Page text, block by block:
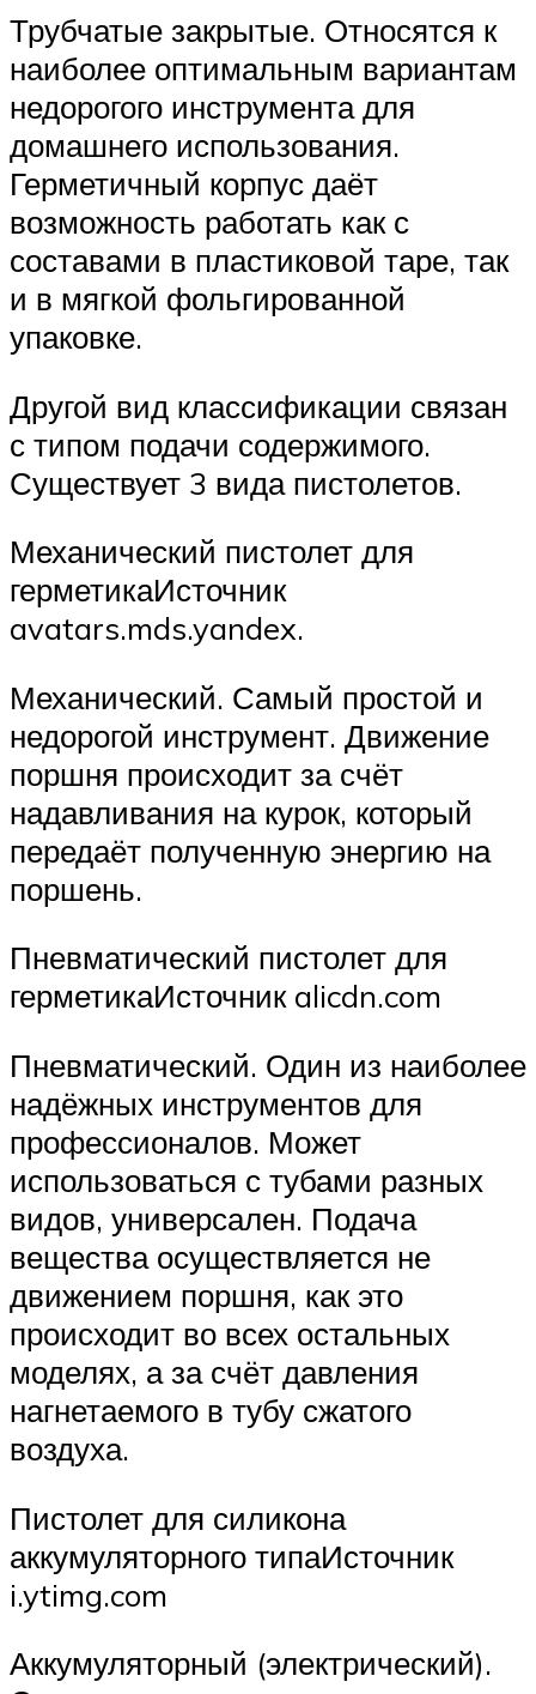
Трубчатые закрытые. Относятся к
наиболее оптимальным вариантам
недорогого инструмента для
домашнего использования.
Герметичный корпус даёт
возможность работать как с
составами в пластиковой таре, так
и в мягкой фольгированной
упаковке.
Другой вид классификации связан
с типом подачи содержимого.
Существует 3 вида пистолетов.
Механический пистолет для
герметикаИсточник
avatars.mds.yandex.
Механический. Самый простой и
недорогой инструмент. Движение
поршня происходит за счёт
надавливания на курок, который
передаёт полученную энергию на
поршень.
Пневматический пистолет для
герметикаИсточник alicdn.com
Пневматический. Один из наиболее
надёжных инструментов для
профессионалов. Может
использоваться с тубами разных
видов, универсален. Подача
вещества осуществляется не
движением поршня, как это
происходит во всех остальных
моделях, а за счёт давления
нагнетаемого в тубу сжатого
воздуха.
Пистолет для силикона
аккумуляторного типаИсточник
i.ytimg.com
Аккумуляторный (электрический).